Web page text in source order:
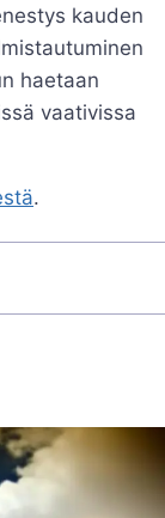
kauden
haetaan
vaativissa
.